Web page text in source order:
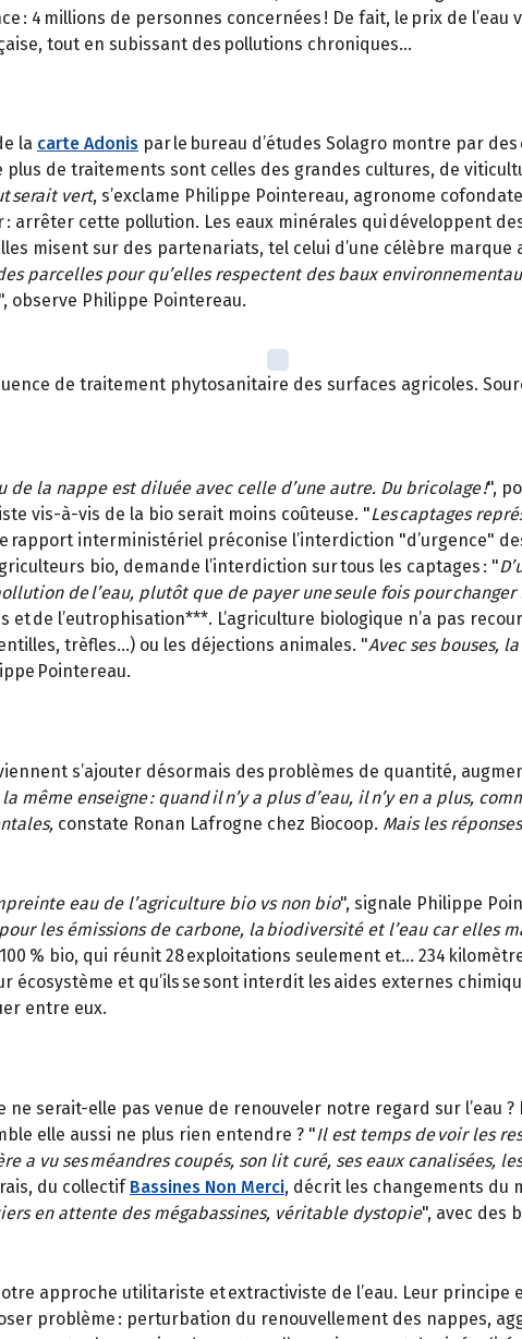
: 4 millions de personnes concernées ! De fait, le prix de
tout en subissant des pollutions chroniques…
la carte Adonis par le bureau d’études Solagro montre par
de traitements sont celles des grandes cultures, de
serait vert, s’exclame Philippe Pointereau, agronome
: arrêter cette pollution. Les eaux minérales qui développent
misent sur des partenariats, tel celui d’une célèbre marque
parcelles pour qu’elles respectent des baux
observe Philippe Pointereau.
de traitement phytosanitaire des surfaces agricoles.
de la nappe est diluée avec celle d’une autre. Du bricolage !",
vis-à-vis de la bio serait moins coûteuse. "Les captages
rapport interministériel préconise l’interdiction "d’urgence"
bio, demande l’interdiction sur tous les captages : "
de l’eau, plutôt que de payer une seule fois pour
de l’eutrophisation***. L’agriculture biologique n’a pas
trèfles…) ou les déjections animales. "Avec ses bouses,
Pointereau.
s’ajouter désormais des problèmes de quantité,
même enseigne : quand il n’y a plus d’eau, il n’y en a plus,
constate Ronan Lafrogne chez Biocoop. Mais les
eau de l’agriculture bio vs non bio", signale Philippe
les émissions de carbone, la biodiversité et l’eau car elles
% bio, qui réunit 28 exploitations seulement et… 234
écosystème et qu’ils se sont interdit les aides externes
entre eux.
serait-elle pas venue de renouveler notre regard sur l’eau
elle aussi ne plus rien entendre ? "Il est temps de voir les
a vu ses méandres coupés, son lit curé, ses eaux canalisées,
du collectif Bassines Non Merci, décrit les changements du
en attente des mégabassines, véritable dystopie", avec des
approche utilitariste et extractiviste de l’eau. Leur
problème : perturbation du renouvellement des nappes,